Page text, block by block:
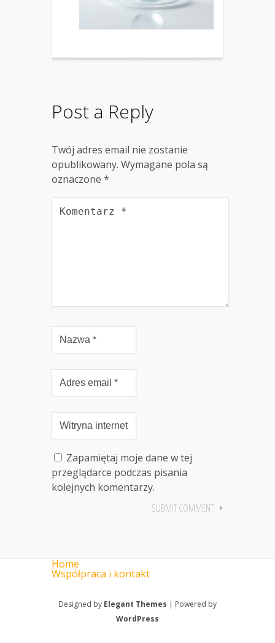
Post a Reply
Twój adres email nie zostanie
opublikowany. Wymagane pola są
oznaczone *
Zapamiętaj moje dane w tej
przeglądarce podczas pisania
kolejnych komentarzy.
Home
Współpraca i kontakt
Designed by Elegant Themes | Powered by
WordPress